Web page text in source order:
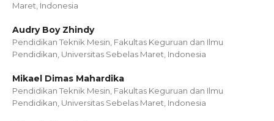
Maret, Indonesia
Audry Boy Zhindy
Pendidikan Teknik Mesin, Fakultas Keguruan dan Ilmu
Pendidikan, Universitas Sebelas Maret, Indonesia
Mikael Dimas Mahardika
Pendidikan Teknik Mesin, Fakultas Keguruan dan Ilmu
Pendidikan, Universitas Sebelas Maret, Indonesia